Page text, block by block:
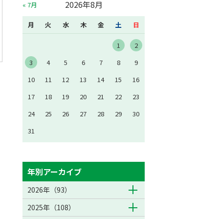
2026年8月
月 火 水 木 金 土 日
1
2
3
4 5 6 7 8
9
10
11 12 13 14 15
16
17
18 19 20 21 22
23
24
25 26 27 28 29
30
31
« 7月
年別アーカイブ
2026年（93）
2025年（108）